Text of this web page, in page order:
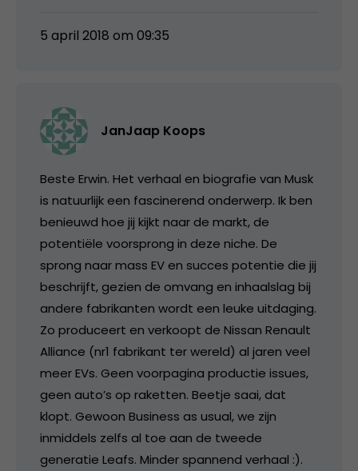
5 april 2018 om 09:35
JanJaap Koops
Beste Erwin. Het verhaal en biografie van Musk
is natuurlijk een fascinerend onderwerp. Ik ben
benieuwd hoe jij kijkt naar de markt, de
potentiële voorsprong in deze niche. De
sprong naar mass EV en succes potentie die jij
beschrijft, gezien de omvang en inhaalslag bij
andere fabrikanten wordt een leuke uitdaging.
Zo produceert en verkoopt de Nissan Renault
Alliance (nr1 fabrikant ter wereld) al jaren veel
meer EVs. Geen voorpagina productie issues,
geen auto’s op raketten. Beetje saai, dat
klopt. Gewoon Business as usual, we zijn
inmiddels zelfs al toe aan de tweede
generatie Leafs. Minder spannend verhaal :).